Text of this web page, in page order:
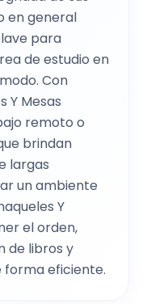
en general
para
de estudio en
Con
Y Mesas
remoto o
brindan
largas
un ambiente
Y
el orden,
de libros y
forma eficiente.